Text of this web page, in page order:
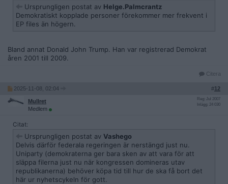
Ursprungligen postat av Helge.Palmcrantz
Demokratiskt kopplade personer förekommer mer frekvent i
EP files än högern.
Bland annat Donald John Trump. Han var registrerad Demokrat
åren 2001 till 2009.
Citera
2025-11-08, 02:04 #12
Mullret
Medlem
Reg: Jul 2007
Inlägg: 24 030
Citat:
Ursprungligen postat av Vashego
Delvis därför federala regeringen är nerstängd just nu.
Uniparty (demokraterna ger bara sken av att vara för att
släppa filerna just nu när kongressen domineras utav
republikanerna) behöver köpa tid till hur de ska få bort det
här ur nyhetscykeln för gott.